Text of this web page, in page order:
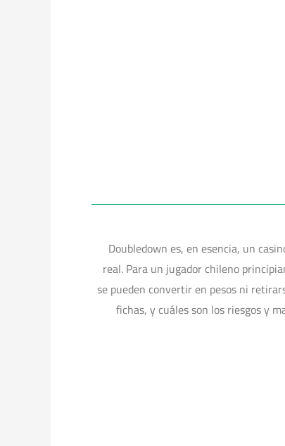
Doubledown es, en esencia, un
real. Para un jugador chileno
se pueden convertir en pesos ni
fichas, y cuáles son los riesgos y